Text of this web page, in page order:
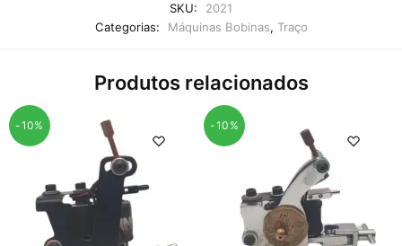
SKU:
2021
Categorias:
Máquinas Bobinas, Traço
Produtos relacionados
-10% -10%